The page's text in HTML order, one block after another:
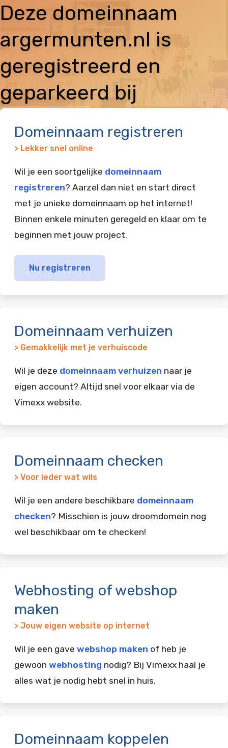
Deze domeinnaam
argermunten.nl is
geregistreerd en
geparkeerd bij
Domeinnaam registreren
> Lekker snel online
Wil je een soortgelijke domeinnaam
registreren? Aarzel dan niet en start direct
met je unieke domeinnaam op het internet!
Binnen enkele minuten geregeld en klaar om te
beginnen met jouw project.
Nu registreren
Domeinnaam verhuizen
> Gemakkelijk met je verhuiscode
Wil je deze domeinnaam verhuizen naar je
eigen account? Altijd snel voor elkaar via de
Vimexx website.
Domeinnaam checken
> Voor ieder wat wils
Wil je een andere beschikbare domeinnaam
checken? Misschien is jouw droomdomein nog
wel beschikbaar om te checken!
Webhosting of webshop
maken
> Jouw eigen website op internet
Wil je een gave webshop maken of heb je
gewoon webhosting nodig? Bij Vimexx haal je
alles wat je nodig hebt snel in huis.
Domeinnaam koppelen